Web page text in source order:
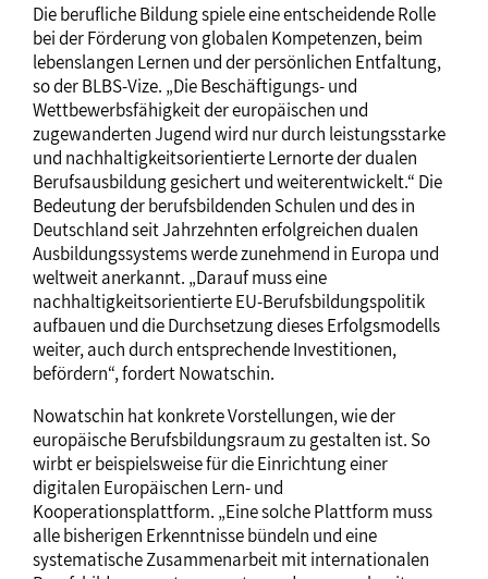
Die berufliche Bildung spiele eine entscheidende Rolle
bei der Förderung von globalen Kompetenzen, beim
lebenslangen Lernen und der persönlichen Entfaltung,
so der BLBS-Vize. „Die Beschäftigungs- und
Wettbewerbsfähigkeit der europäischen und
zugewanderten Jugend wird nur durch leistungsstarke
und nachhaltigkeitsorientierte Lernorte der dualen
Berufsausbildung gesichert und weiterentwickelt.“ Die
Bedeutung der berufsbildenden Schulen und des in
Deutschland seit Jahrzehnten erfolgreichen dualen
Ausbildungssystems werde zunehmend in Europa und
weltweit anerkannt. „Darauf muss eine
nachhaltigkeitsorientierte EU-Berufsbildungspolitik
aufbauen und die Durchsetzung dieses Erfolgsmodells
weiter, auch durch entsprechende Investitionen,
befördern“, fordert Nowatschin.
Nowatschin hat konkrete Vorstellungen, wie der
europäische Berufsbildungsraum zu gestalten ist. So
wirbt er beispielsweise für die Einrichtung einer
digitalen Europäischen Lern- und
Kooperationsplattform. „Eine solche Plattform muss
alle bisherigen Erkenntnisse bündeln und eine
systematische Zusammenarbeit mit internationalen